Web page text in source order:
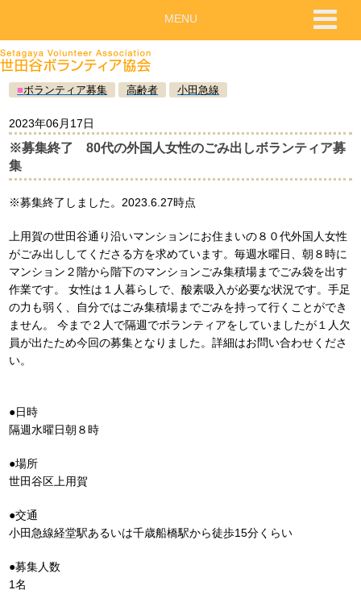
■ボランティア募集 高齢者 小田急線
2023年06月17日
※募集終了 80代の外国人女性のごみ出しボランティア募
集
※募集終了しました。2023.6.27時点
上用賀の世田谷通り沿いマンションにお住まいの８０代外国人女性
がごみ出ししてくださる方を求めています。毎週水曜日、朝８時に
マンション２階から階下のマンションごみ集積場までごみ袋を出す
作業です。 女性は１人暮らしで、酸素吸入が必要な状況です。手足
の力も弱く、自分ではごみ集積場までごみを持って行くことができ
ません。 今まで２人で隔週でボランティアをしていましたが１人欠
員が出たため今回の募集となりました。詳細はお問い合わせくださ
い。
●日時
隔週水曜日朝８時
●場所
世田谷区上用賀
●交通
小田急線経堂駅あるいは千歳船橋駅から徒歩15分くらい
●募集人数
1名
MENU